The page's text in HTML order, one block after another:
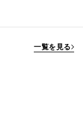
一覧を見る